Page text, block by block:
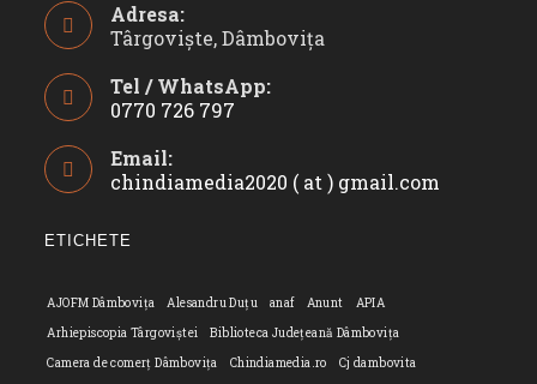
Adresa:
Târgoviște, Dâmbovița
Tel / WhatsApp:
0770 726 797
in
your
Email:
chindiamedia2020 ( at ) gmail.com
ETICHETE
AJOFM Dâmbovița Alesandru Duțu anaf Anunt
APIA
Arhiepiscopia Târgoviștei
Biblioteca Județeană Dâmbovița
Camera de comerț Dâmbovița
Chindiamedia.ro
Cj dambovita